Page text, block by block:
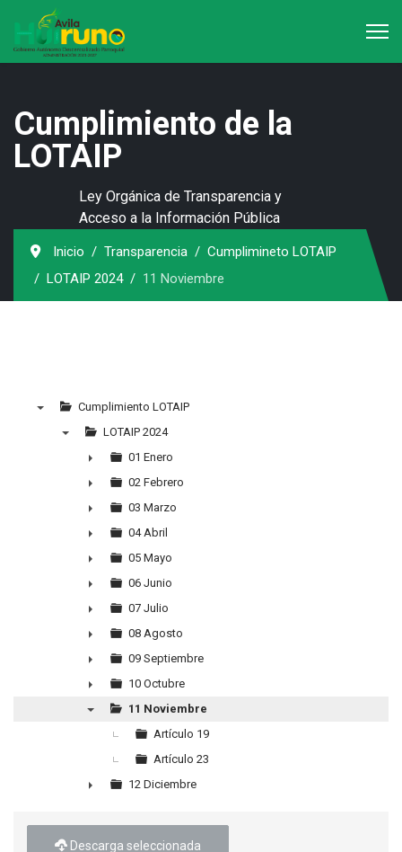
Cumplimiento de la
LOTAIP
Ley Orgánica de Transparencia y
Acceso a la Información Pública
Inicio Transparencia
Cumplimineto LOTAIP
LOTAIP 2024
11 Noviembre
Cumplimiento LOTAIP
LOTAIP 2024
►
01 Enero
►
02 Febrero
►
03 Marzo
►
04 Abril
►
05 Mayo
►
06 Junio
►
07 Julio
►
08 Agosto
►
09 Septiembre
►
10 Octubre
11 Noviembre
Artículo 19
Artículo 23
12 Diciembre
Descarga seleccionada